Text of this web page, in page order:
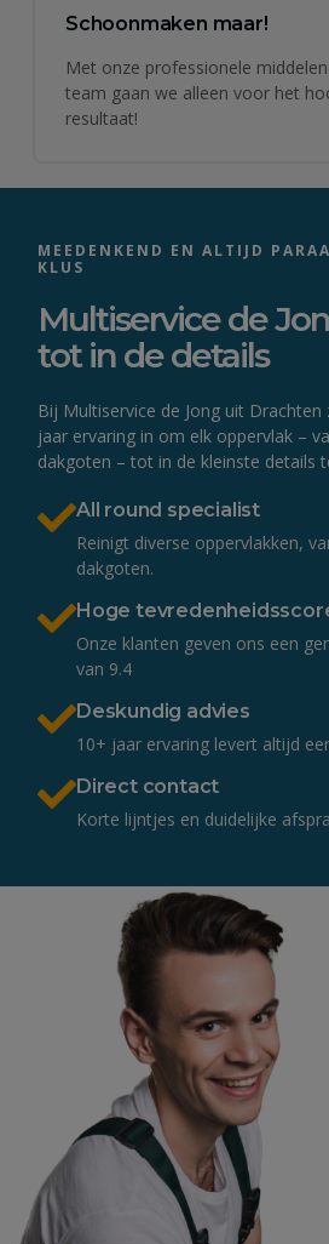
Schoonmaken maar!
Met onze professionele
team gaan we alleen voor het
resultaat!
MEEDENKEND EN ALTIJD
KLUS
Multiservice de
tot in de details
Bij Multiservice de Jong uit
jaar ervaring in om elk oppervlak –
dakgoten – tot in de kleinste details
All round specialist
Reinigt diverse oppervlakken,
dakgoten.
Hoge
Onze klanten geven ons een
van 9.4
Deskundig advies
10+ jaar ervaring levert altijd
Direct contact
Korte lijntjes en duidelijke